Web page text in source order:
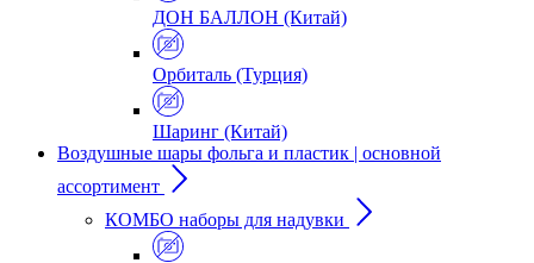
ДОН БАЛЛОН (Китай)
Орбиталь (Турция)
Шаринг (Китай)
Воздушные шары фольга и пластик | основной
ассортимент
КОМБО наборы для надувки